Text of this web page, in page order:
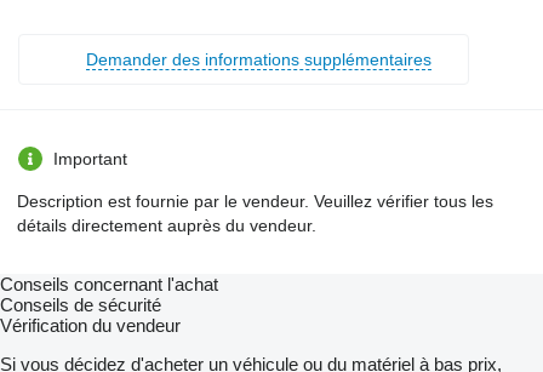
Demander des informations supplémentaires
Important
Description est fournie par le vendeur. Veuillez vérifier tous les
détails directement auprès du vendeur.
Conseils concernant l'achat
Conseils de sécurité
Vérification du vendeur
Si vous décidez d'acheter un véhicule ou du matériel à bas prix,